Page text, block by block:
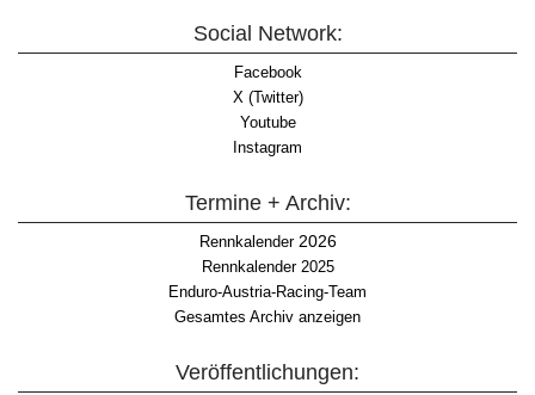
Social Network:
Facebook
X (Twitter)
Youtube
Instagram
Termine + Archiv:
Rennkalender2026
Rennkalender 2025
Enduro-Austria-Racing-Team
Gesamtes Archiv anzeigen
Veröffentlichungen: